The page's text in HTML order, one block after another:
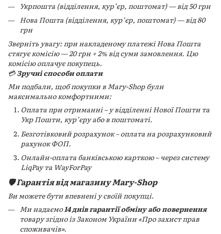
Укрпошта (відділення, кур’єр, поштомат) — від 50 грн
Нова Пошта (відділення, кур’єр, поштомат) — від 80
грн
Зверніть увагу: при накладеному платежі Нова Пошта
стягує комісію — 20 грн + 2% від суми замовлення. Цю
комісію оплачує покупець.
💳Зручні способи оплати
Ми подбали, щоб покупки в Mary-Shop були
максимально комфортними:
Оплата при отриманні – у відділенні Нової Пошти та
Укр Пошти, кур’єру або в поштоматі.
Безготівковий розрахунок – оплата на розрахунковий
рахунок ФОП.
Онлайн-оплата банківською карткою – через систему
LiqPay та WayForPay
🛡️ Гарантія від магазину Mary-Shop
Ви можете бути впевнені у своїй покупці.
Ми надаємо14 днів гарантії обміну або повернення
товару згідно із Законом України «Про захист прав
споживачів».